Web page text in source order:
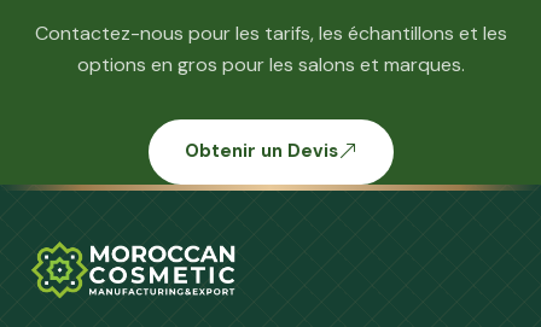
Contactez-nous pour les tarifs, les échantillons et les
options en gros pour les salons et marques.
Obtenir un Devis